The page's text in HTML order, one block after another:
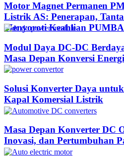
Motor Magnet Permanen
Listrik AS: Penerapan,
Menyoroti Keahlian
Modul Daya DC-DC
Masa Depan Konversi
Solusi Konverter Daya
Kapal Komersial Listrik
Masa Depan Konverter DC
Inovasi, dan Pertumbuhan